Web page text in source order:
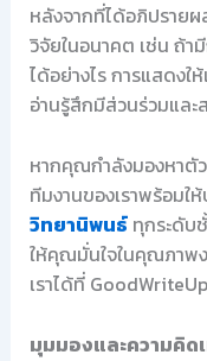
หลังจากที่ได้อภิปราย
วิจัยในอนาคต เช่น ถ้า
ได้อย่างไร การแสดงใ
อ่านรู้สึกมีส่วนร่วมและ
หากคุณกำลังมองหาตั
ทีมงานของเราพร้อมใ
วิทยานิพนธ์ทุกระดับ
ให้คุณมั่นใจในคุณภาพ
เราได้ที่
มุมมองและความคิด